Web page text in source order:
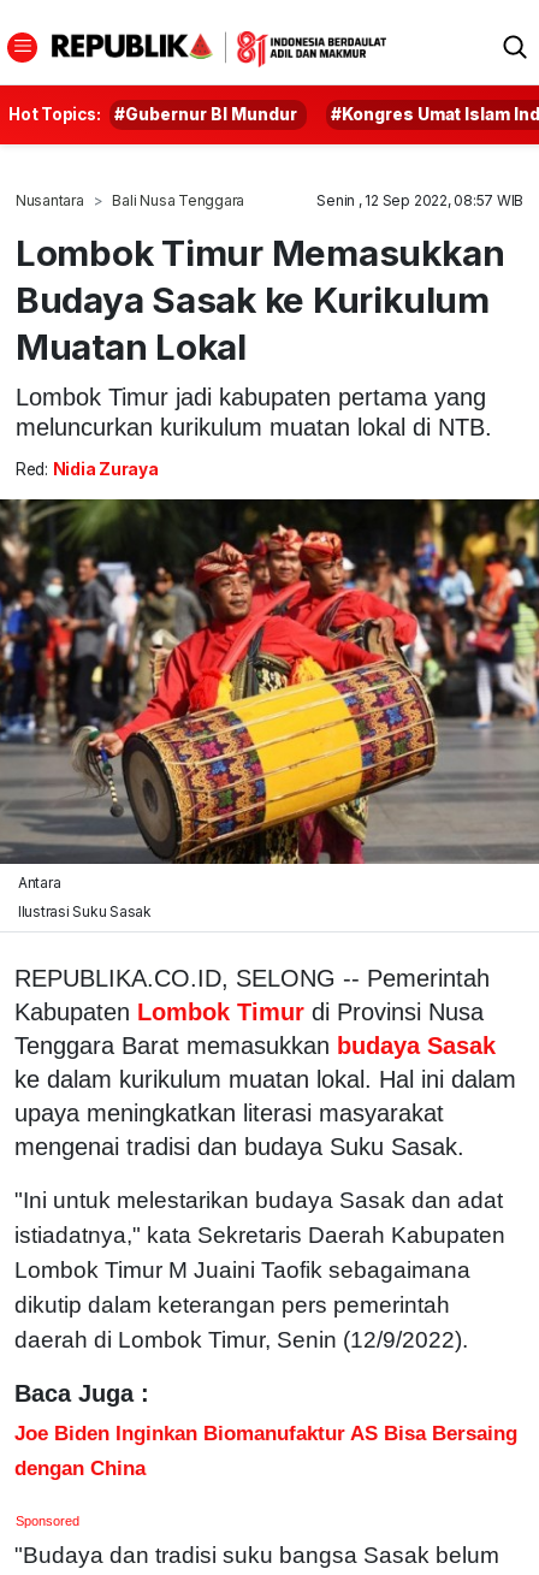
Hot Topics: #Gubernur BI Mundur #Kongres Umat Islam
Nusantara Bali Nusa Tenggara Senin , 12 Sep 2022, 08:57 WIB
Lombok Timur Memasukkan
Budaya Sasak ke Kurikulum
Muatan Lokal
Lombok Timur jadi kabupaten pertama yang
meluncurkan kurikulum muatan lokal di NTB.
Red: Nidia Zuraya
Antara
Ilustrasi Suku Sasak
REPUBLIKA.CO.ID, SELONG -- Pemerintah
Kabupaten Lombok Timur di Provinsi Nusa
Tenggara Barat memasukkan budaya Sasak
ke dalam kurikulum muatan lokal. Hal ini dalam
upaya meningkatkan literasi masyarakat
mengenai tradisi dan budaya Suku Sasak.
"Ini untuk melestarikan budaya Sasak dan adat
istiadatnya," kata Sekretaris Daerah Kabupaten
Lombok Timur M Juaini Taofik sebagaimana
dikutip dalam keterangan pers pemerintah
daerah di Lombok Timur, Senin (12/9/2022).
Baca Juga :
Joe Biden Inginkan Biomanufaktur AS Bisa Bersaing
dengan China
Sponsored
"Budaya dan tradisi suku bangsa Sasak belum